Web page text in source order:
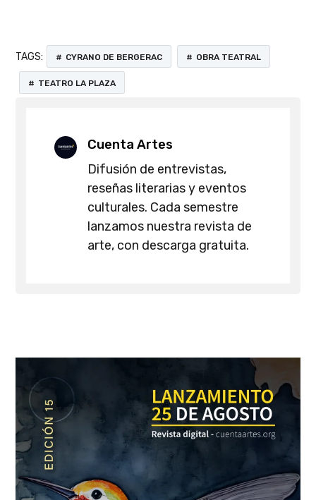
TAGS: CYRANO DE BERGERAC OBRA TEATRAL
TEATRO LA PLAZA
Cuenta Artes
Difusión de entrevistas,
reseñas literarias y eventos
culturales. Cada semestre
lanzamos nuestra revista de
arte, con descarga gratuita.